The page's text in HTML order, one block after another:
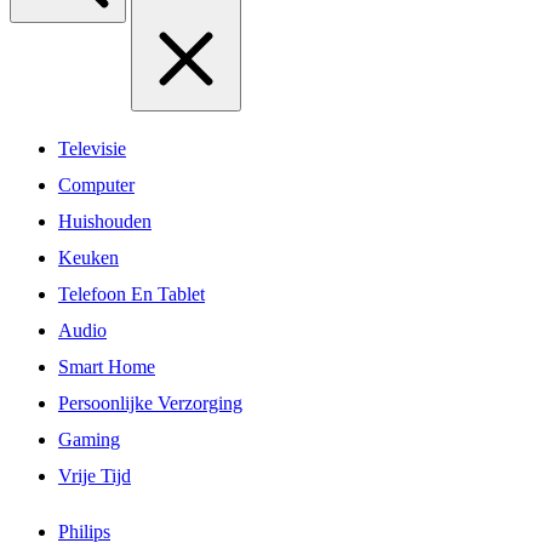
Televisie
Computer
Huishouden
Keuken
Telefoon En Tablet
Audio
Smart Home
Persoonlijke Verzorging
Gaming
Vrije Tijd
Philips